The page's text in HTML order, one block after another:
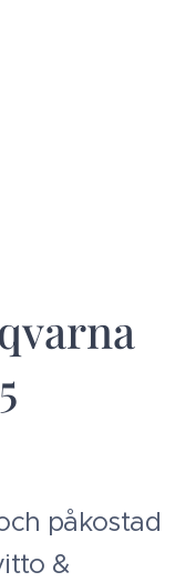
påkostad
&